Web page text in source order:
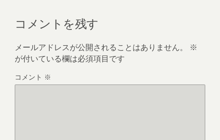
コメントを残す
メールアドレスが公開されることはありません。
※
が付いている欄は必須項目です
コメント ※